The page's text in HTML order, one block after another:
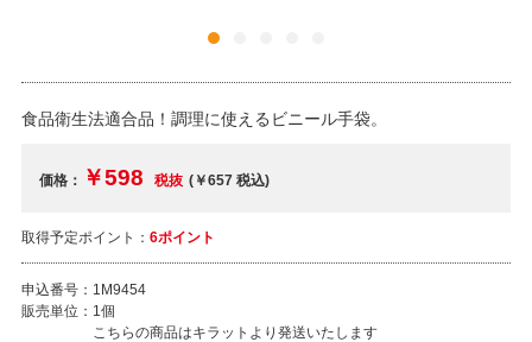
食品衛生法適合品！調理に使えるビニール手袋。
価格： ￥598 税抜 (￥657税込)
取得予定ポイント： 6ポイント
申込番号： 1M9454
販売単位： 1個
こちらの商品はキラットより発送いたします